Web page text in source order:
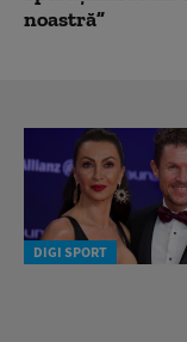
noastră”
DIGI SPORT